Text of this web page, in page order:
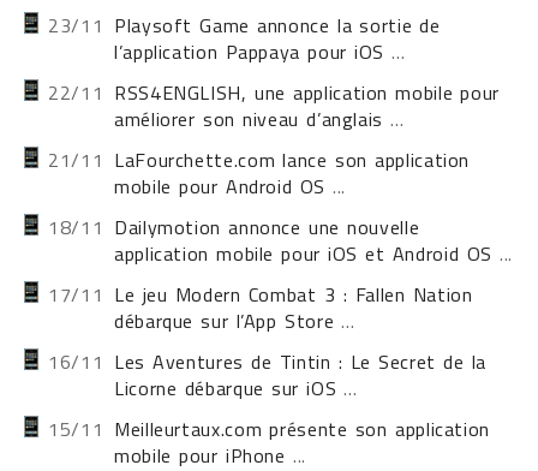
23/11 Playsoft Game annonce la sortie de
l’application Pappaya pour iOS ...
22/11 RSS4ENGLISH, une application mobile pour
améliorer son niveau d’anglais...
21/11 LaFourchette.com lance son application
mobile pour Android OS ...
18/11 Dailymotion annonce une nouvelle
application mobile pour iOS et Android OS ...
17/11 Le jeu Modern Combat 3 : Fallen Nation
débarque sur l’App Store ...
16/11 Les Aventures de Tintin : Le Secret de la
Licorne débarque sur iOS ...
15/11 Meilleurtaux.com présente son application
mobile pour iPhone ...